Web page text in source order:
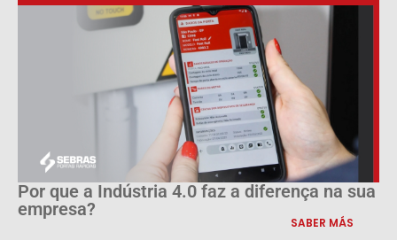
Por que a Indústria 4.0 faz a diferença na sua
empresa?
SABER MÁS